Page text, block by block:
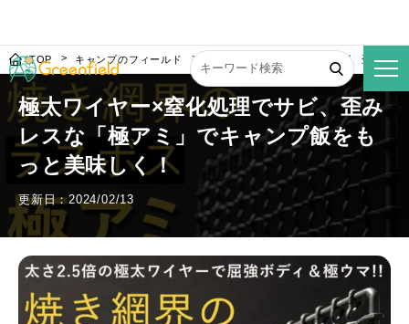
TOP キャンプのフィールド 極太ワイヤー×窒化処理でサビ、歪みレ
極太ワイヤー×窒化処理でサビ、歪み
レスな「極アミ」でキャンプ飯をも
っと美味しく！
更新日：2024/02/13